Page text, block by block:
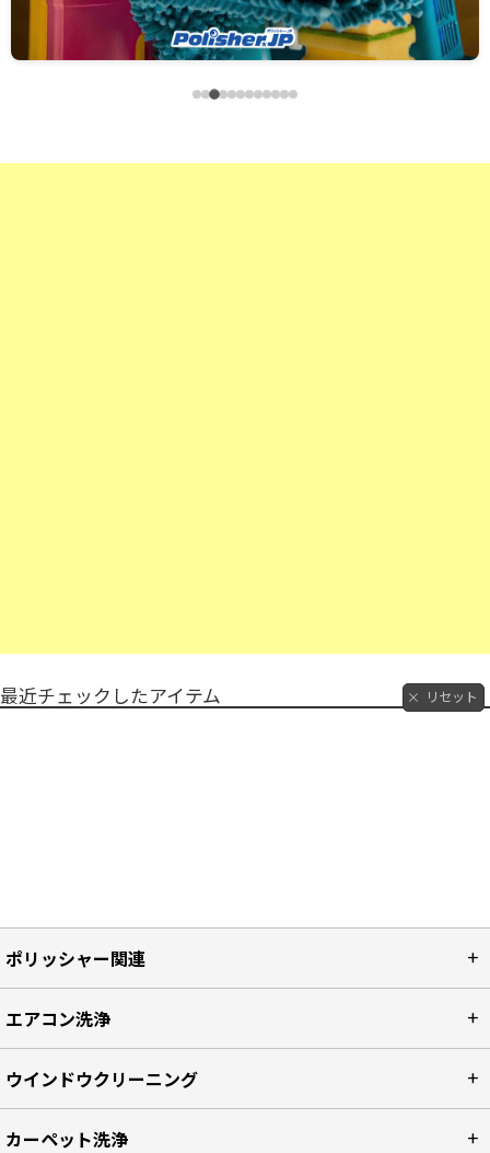
最近チェックしたアイテム リセット
ポリッシャー関連
エアコン洗浄
ウインドウクリーニング
カーペット洗浄